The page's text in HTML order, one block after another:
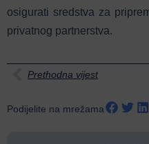
osigurati sredstva za
privatnog partnerstva.
Prethodna vijest
Podijelite na mrežama